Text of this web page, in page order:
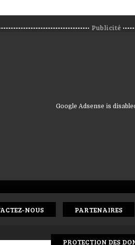
Publicité
Google Adsense is
NOUS PARTENAIRES
PROTECTION DES